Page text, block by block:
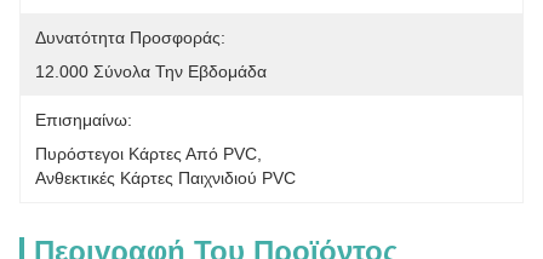
Δυνατότητα Προσφοράς:
12.000 Σύνολα Την Εβδομάδα
Επισημαίνω:
Πυρόστεγοι Κάρτες Από PVC
Ανθεκτικές Κάρτες Παιχνιδιού PVC
Περιγραφή Του Προϊόντος